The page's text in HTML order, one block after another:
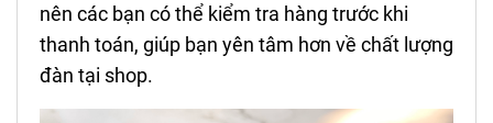
nên các bạn có thể kiểm tra hàng trước khi
thanh toán, giúp bạn yên tâm hơn về chất lượng
đàn tại shop.